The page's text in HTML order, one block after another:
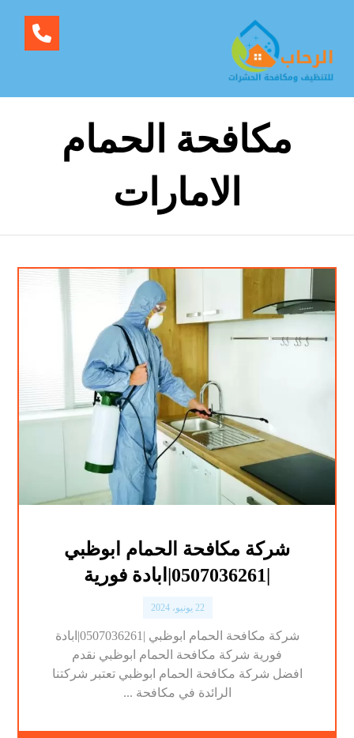
مكافحة الحمام
الامارات
شركة مكافحة الحمام ابوظبي
22 يونيو، 2024
شركة مكافحة الحمام ابوظبي |0507036261|ابادة
فورية شركة مكافحة الحمام ابوظبي نقدم
افضل شركة مكافحة الحمام ابوظبي تعتبر شركتنا
الرائدة في مكافحة ...